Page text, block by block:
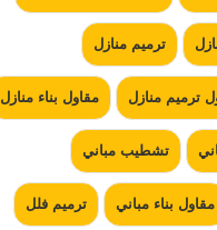
ترميم منازل
ترميم منازل مقاول بناء منازل
تشطيب مباني
مقاول بناء مباني ترميم فلل